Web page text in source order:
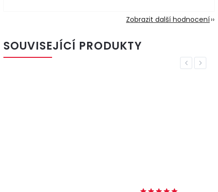
Zobrazit další hodnocení
SOUVISEJÍCÍ PRODUKTY
Previous
Next